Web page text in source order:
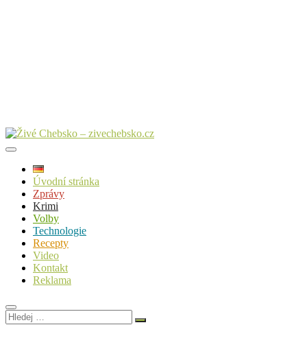
Úvodní stránka
Zprávy
Krimi
Volby
Technologie
Recepty
Video
Kontakt
Reklama
Hledej
…